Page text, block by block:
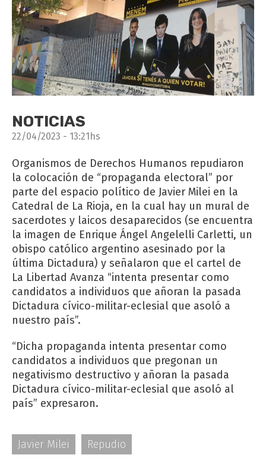
NOTICIAS
22/04/2023 - 13:21hs
Organismos de Derechos Humanos repudiaron
la colocación de “propaganda electoral” por
parte del espacio político de Javier Milei en la
Catedral de La Rioja, en la cual hay un mural de
sacerdotes y laicos desaparecidos (se encuentra
la imagen de Enrique Ángel Angelelli Carletti, ​​un
obispo católico argentino asesinado por la
última Dictadura) y señalaron que el cartel de
La Libertad Avanza “intenta presentar como
candidatos a individuos que añoran la pasada
Dictadura cívico-militar-eclesial que asoló a
nuestro país”.
“Dicha propaganda intenta presentar como
candidatos a individuos que pregonan un
negativismo destructivo y añoran la pasada
Dictadura cívico-militar-eclesial que asoló al
país” expresaron.
Javier Milei
Repudio